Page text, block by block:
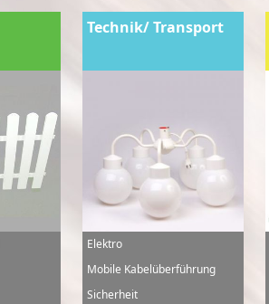
Technik/ Transport
Elektro
Mobile Kabelüberführung
Sicherheit